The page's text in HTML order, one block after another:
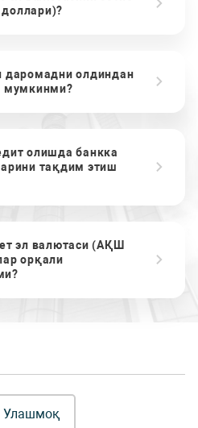
даромадни олдиндан
мумкинми?
олишда банкка
тақдим этиш
эл валютаси (АҚШ
орқали
Улашмоқ